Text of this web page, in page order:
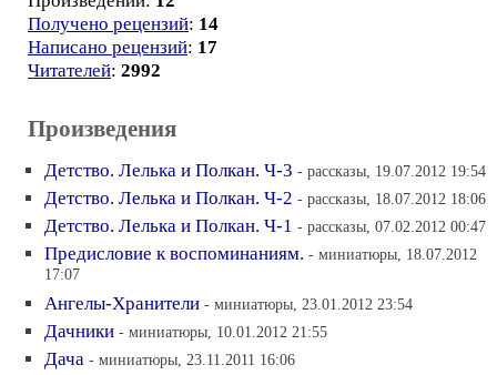
Получено рецензий: 14
Написано рецензий: 17
Читателей: 2992
Произведения
Детство. Лелька и Полкан. Ч-3 - рассказы, 19.07.2012 19:54
Детство. Лелька и Полкан. Ч-2 - рассказы, 18.07.2012 18:06
Детство. Лелька и Полкан. Ч-1 - рассказы, 07.02.2012 00:47
Предисловие к воспоминаниям. - миниатюры, 18.07.2012
17:07
Ангелы-Хранители - миниатюры, 23.01.2012 23:54
Дачники - миниатюры, 10.01.2012 21:55
Дача - миниатюры, 23.11.2011 16:06